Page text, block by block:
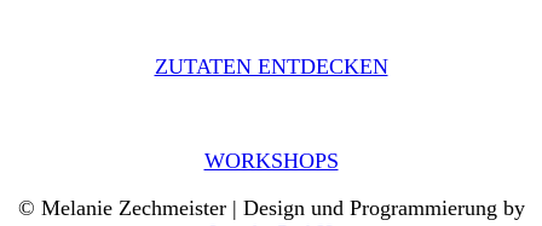
ZUTATEN ENTDECKEN
WORKSHOPS
© Melanie Zechmeister | Design und Programmierung by